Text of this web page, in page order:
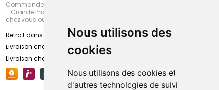
Nous utilisons des
cookies
Nous utilisons des cookies et
d'autres technologies de suivi
Commandez en ligne et venez chercher votre commande à Amiens
- Grande Pharmacie d’Amiens (Fachon) ou recevez-là rapidement
chez vous ou en point retrait
Retrait dans la pharmacie d’Amiens
Livraison chez vous
Livraison chez votre commerçant